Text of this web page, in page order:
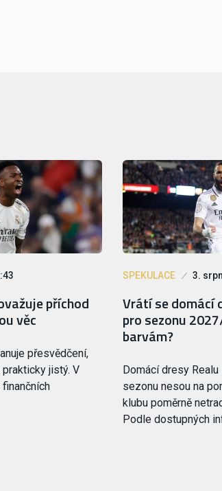
příchod
věc
přesvědčení,
jistý. V
SPEKULACE 3.
Vrátí se domácí
pro sezonu
barvám?
Domácí dresy
sezonu nesou na
klubu poměrně
Podle dostupných